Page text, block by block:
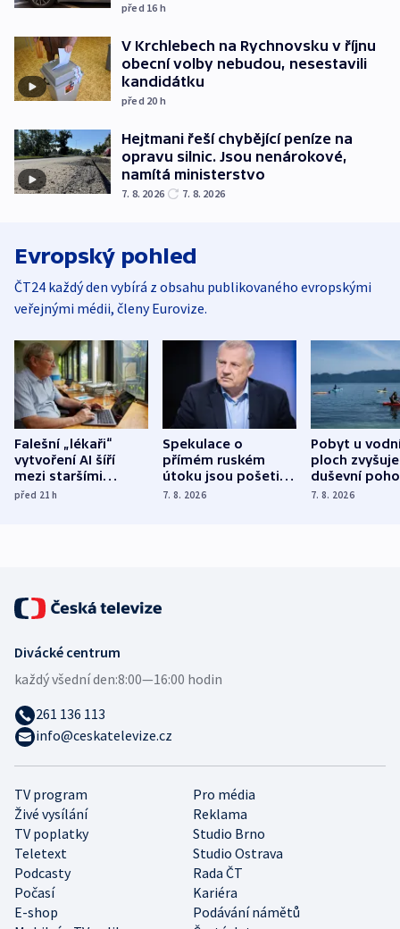
před 16 h
V Krchlebech na Rychnovsku v říjnu
obecní volby nebudou, nesestavili
kandidátku
před 20 h
Hejtmani řeší chybějící peníze na
opravu silnic. Jsou nenárokové,
namítá ministerstvo
7. 8. 2026 7. 8. 2026
Evropský pohled
ČT24 každý den vybírá z obsahu publikovaného evropskými
veřejnými médii, členy Eurovize.
Falešní „lékaři“
vytvoření AI šíří
mezi staršími
Poláky nebezpečné
před 21h
Spekulace o
přímém ruském
útoku jsou pošetilé,
míní estonský
7. 8. 2026
Pobyt u
ploch zvyšuje
duševní
ukázala
7. 8. 2026
TV program
Pro média
Živé vysílání
Reklama
TV poplatky
Studio Brno
Teletext
Studio Ostrava
Podcasty
Rada ČT
Počasí
Kariéra
E-shop
Podávání námětů
Divácké centrum
každý všední den:8:00—16:00 hodin
261 136 113
info@ceskatelevize.cz